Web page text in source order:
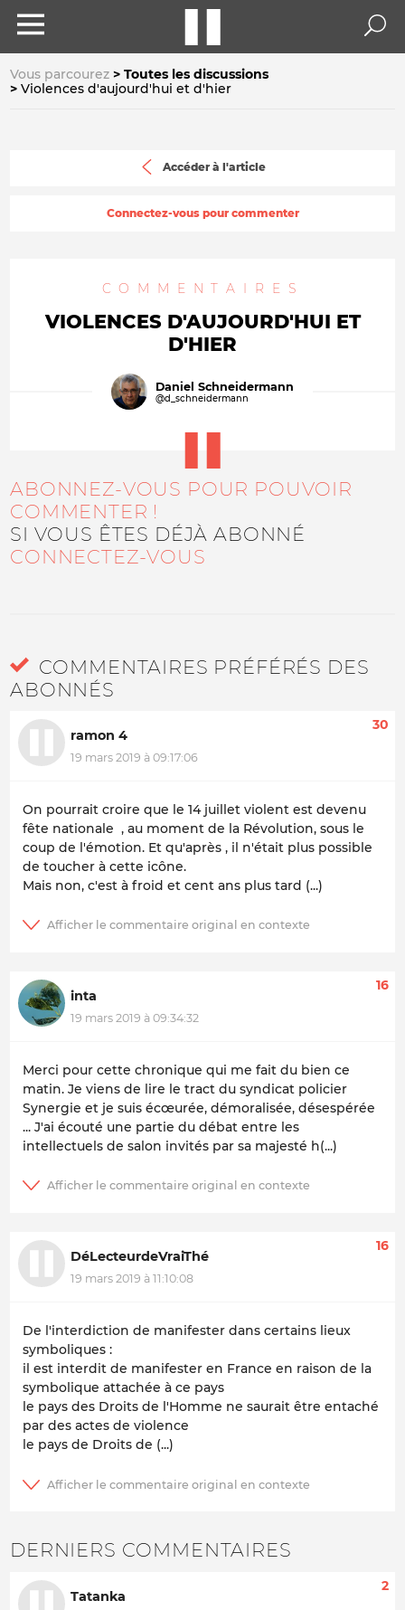
Vous parcourez
Toutes les discussions
Violences d'aujourd'hui et d'hier
Accéder à l'article
Connectez-vous pour commenter
COMMENTAIRES
VIOLENCES D'AUJOURD'HUI ET
D'HIER
Daniel Schneidermann
@d_schneidermann
ABONNEZ-VOUS POUR POUVOIR
COMMENTER !
SI VOUS ÊTES DÉJÀ ABONNÉ
CONNECTEZ-VOUS
COMMENTAIRES PRÉFÉRÉS DES
ABONNÉS
ramon 4
19 mars 2019 à 09:17:06
30
On pourrait croire que le 14 juillet violent est devenu
fête nationale , au moment de la Révolution, sous le
coup de l'émotion. Et qu'après , il n'était plus possible
de toucher à cette icône.
Mais non, c'est à froid et cent ans plus tard (...)
inta
19 mars 2019 à 09:34:32
16
Merci pour cette chronique qui me fait du bien ce
matin. Je viens de lire le tract du syndicat policier
Synergie et je suis écœurée, démoralisée, désespérée
... J'ai écouté une partie du débat entre les
intellectuels de salon invités par sa majesté h(...)
DéLecteurdeVraiThé
19 mars 2019 à 11:10:08
16
De l'interdiction de manifester dans certains lieux
symboliques :
il est interdit de manifester en France en raison de la
symbolique attachée à ce pays
le pays des Droits de l'Homme ne saurait être entaché
par des actes de violence
le pays de Droits de (...)
DERNIERS COMMENTAIRES
Tatanka
2